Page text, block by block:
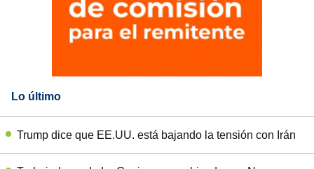
Lo último
Trump dice que EE.UU. está bajando la tensión con Irán